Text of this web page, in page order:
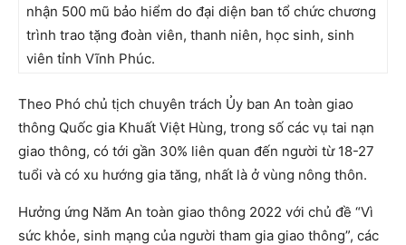
nhận 500 mũ bảo hiểm do đại diện ban tổ chức chương
trình trao tặng đoàn viên, thanh niên, học sinh, sinh
viên tỉnh Vĩnh Phúc.
Theo Phó chủ tịch chuyên trách Ủy ban An toàn giao
thông Quốc gia Khuất Việt Hùng, trong số các vụ tai nạn
giao thông, có tới gần 30% liên quan đến người từ 18-27
tuổi và có xu hướng gia tăng, nhất là ở vùng nông thôn.
Hưởng ứng Năm An toàn giao thông 2022 với chủ đề “Vì
sức khỏe, sinh mạng của người tham gia giao thông”, các